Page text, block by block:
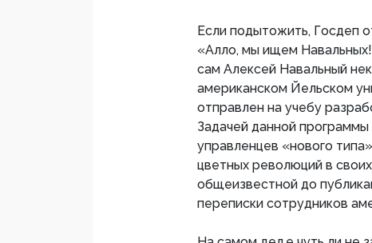
Если подытожить, Госдеп
«Алло, мы ищем
сам Алексей Навальный
американском Йельском
отправлен на учебу
Задачей данной
управленцев «нового
цветных революций в
общеизвестной до
переписки сотрудников